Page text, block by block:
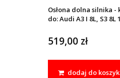
Osłona dolna silnika
do: Audi A3 I 8L, S3 8L
2004, Skoda OCTAVIA I
Volkswagen BORA 1998
519,00 zł
dodaj do